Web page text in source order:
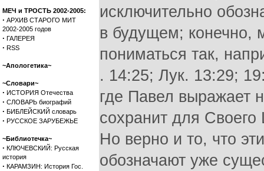
МЕЧ и ТРОСТЬ 2002-2005:
· АРХИВ СТАРОГО МИТ
2002-2005 годов
· ГАЛЕРЕЯ
· RSS
~Апологетика~
~Словари~
· ИСТОРИЯ Отечества
· СЛОВАРЬ биографий
· БИБЛЕЙСКИЙ словарь
· РУССКОЕ ЗАРУБЕЖЬЕ
~Библиотечка~
· КЛЮЧЕВСКИЙ: Русская
история
· КАРАМЗИН: История Гос.
исключительно
в будущем; конечно,
пониматься так,
. 14:25; Лук. 13:29;
где Павел выражает
сохранит для
Но верно и то, что
обозначают уже